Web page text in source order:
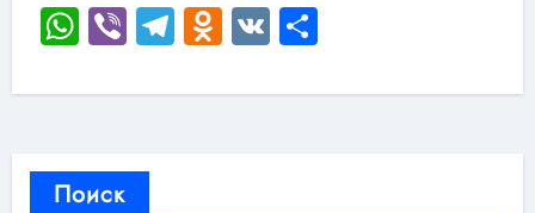
WhatsApp
ViberTelegram
Odnoklassniki
VKОтправить
Поиск